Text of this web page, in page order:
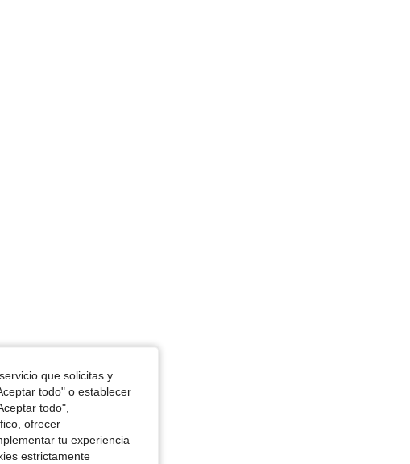
in, Busto: 96 cm / 38 in, Caderas: 84 cm / 33 in, Color: Azul lavado oscuro, Talla: L
Busto: 97 cm / 38 in, Cintura: 60 cm / 24 in, Color: Azul lavado oscuro, Talla: M
que solicitas y
todo" o establecer
todo",
ofrecer
tu experiencia
estrictamente